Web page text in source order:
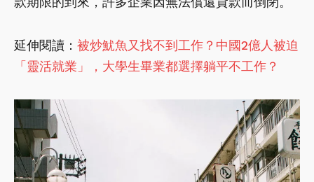
延伸閱讀： 被炒魷魚又找不到工作？中國2億人被迫
「靈活就業」，大學生畢業都選擇躺平不工作？